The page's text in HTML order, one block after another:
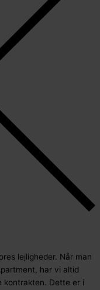
lejligheder. Når man
har vi altid
kontrakten. Dette er i